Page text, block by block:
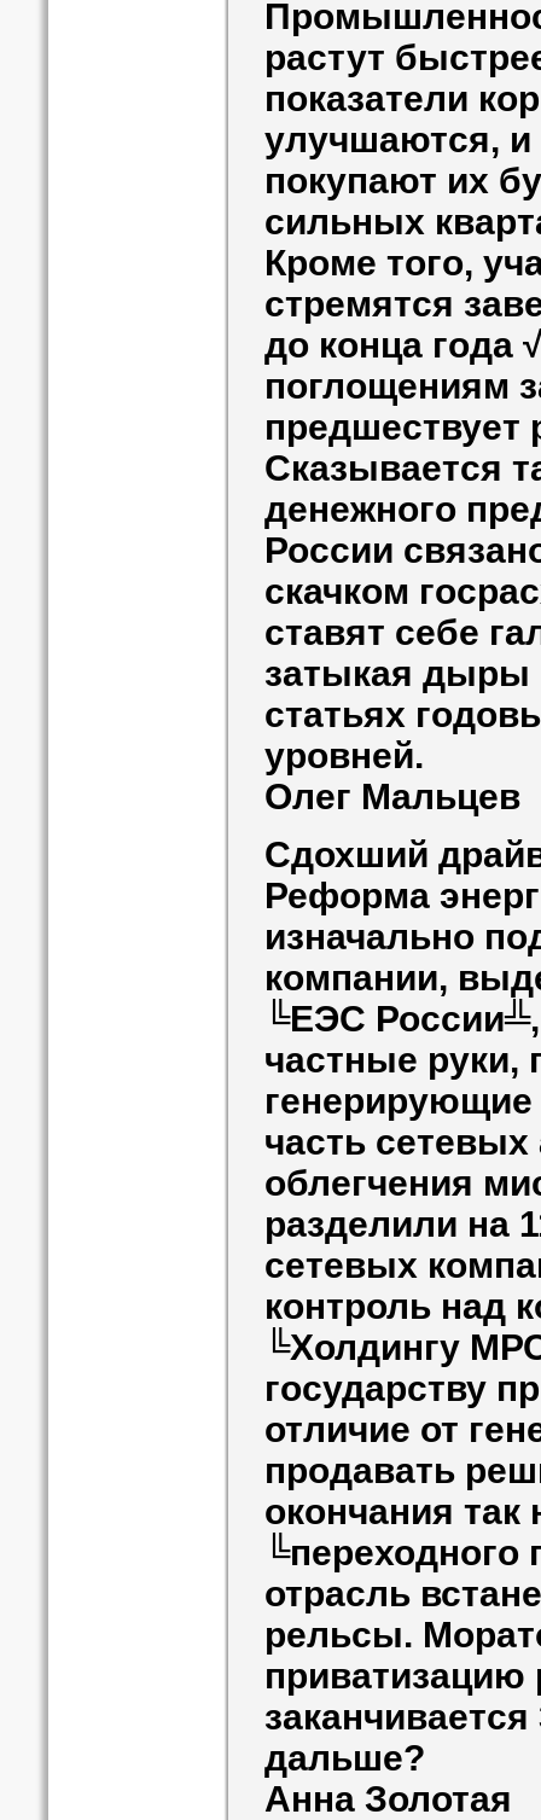
растут
показатели
улучшаются,
покупают их
сильных
Кроме того,
стремятся
до конца года
поглощениям
предшествует
Сказывается
денежного
России
скачком
ставят себе
затыкая дыры
статьях
уровней.
Олег Мальцев
Сдохший
Реформа
изначально
компании,
╚ЕЭС
частные руки,
часть
облегчения
разделили на
сетевых
контроль над
╚Холдингу
государству
отличие от
продавать
окончания
╚переходного
отрасль
рельсы.
приватизацию
дальше?
Анна Золотая